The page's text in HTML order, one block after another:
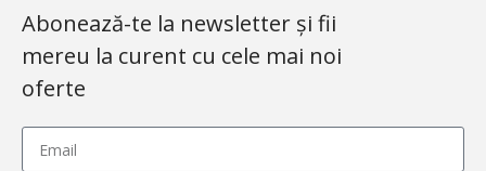
Abonează-te la newsletter și fii
mereu la curent cu cele mai noi
oferte